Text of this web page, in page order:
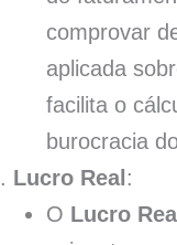
comprovar
aplicada
facilita o
burocracia
Lucro Real :
O Lucro Real